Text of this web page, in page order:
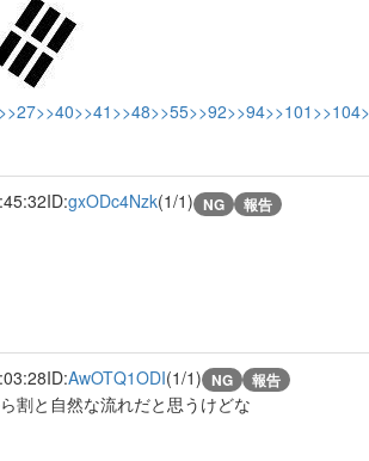
>>27>>40>>41 >>48>>55>>92>>94>>101 >>104
ID:gxODc4Nzk(1/1) NG 報告
ID:AwOTQ1ODI(1/1) NG 報告
割と自然な流れだと思うけどな